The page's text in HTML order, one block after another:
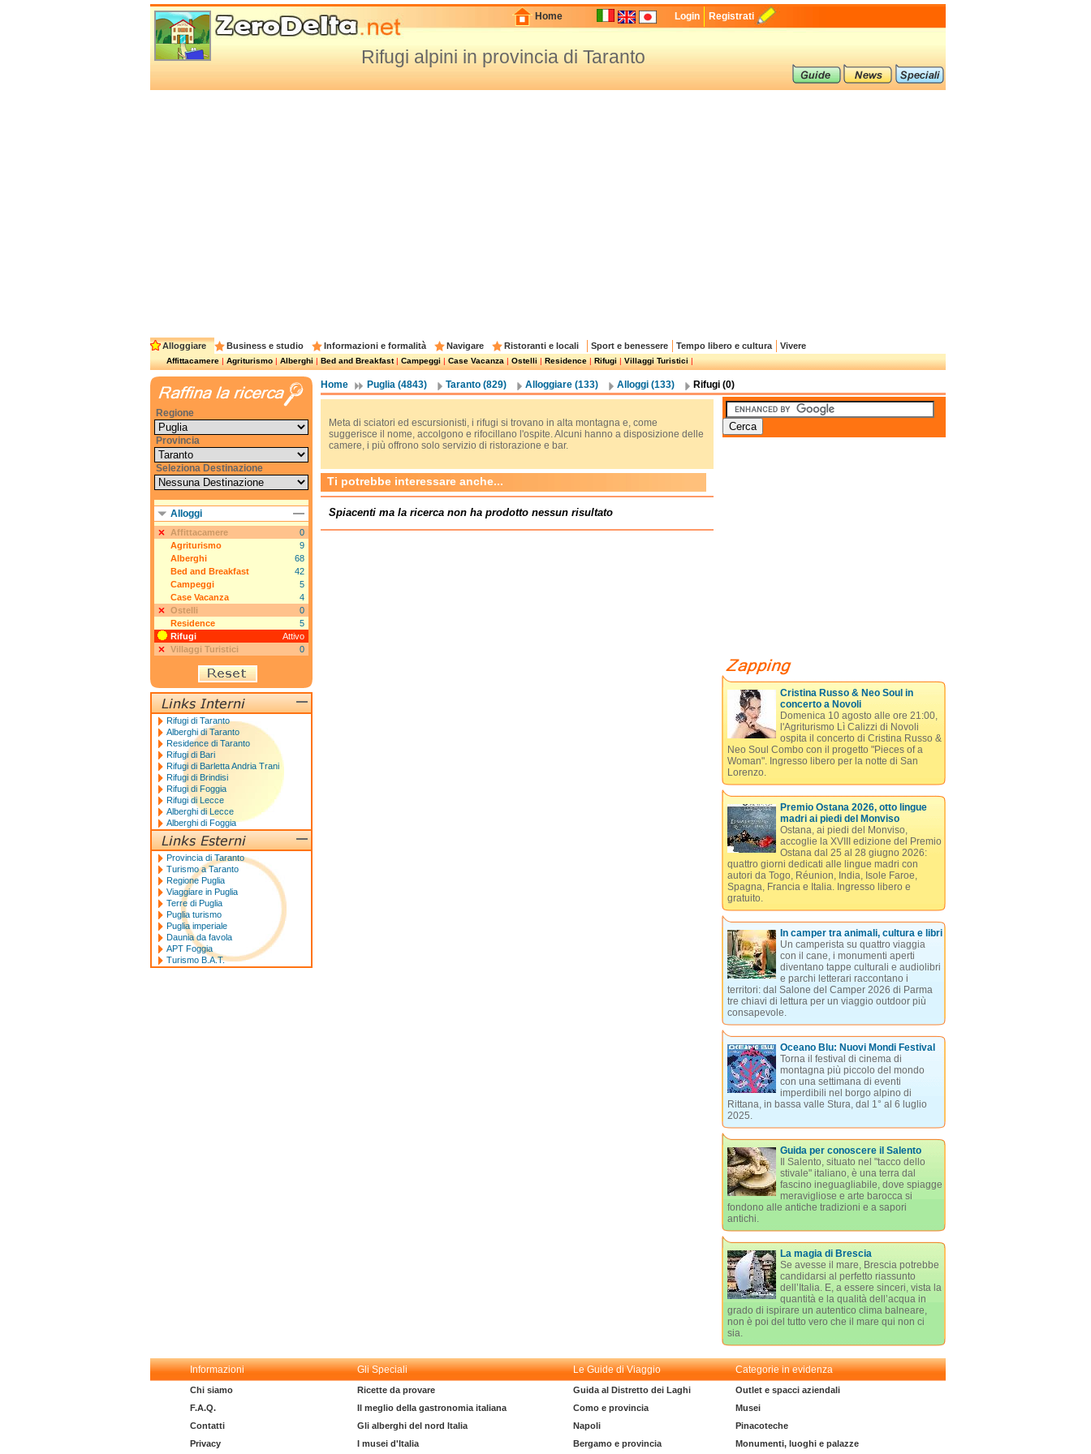
Home Login Registrati
Rifugi alpini in provincia di Taranto
Alloggiare Business e studio Informazioni e formalità Navigare Ristoranti e locali Sport e benessere Tempo libero e cultura Vivere
Affittacamere|Agriturismo|Alberghi|Bed and Breakfast|Campeggi|Case Vacanza|Ostelli|Residence|Rifugi|Villaggi Turistici|
Home Puglia (4843) Taranto (829) Alloggiare (133) Alloggi (133) Rifugi (0)
Meta di sciatori ed escursionisti, i rifugi si trovano in alta montagna e, come
suggerisce il nome, accolgono e rifocillano l'ospite. Alcuni hanno a disposizione delle
camere, i più offrono solo servizio di ristorazione e bar.
Ti potrebbe interessare anche...
Spiacenti ma la ricerca non ha prodotto nessun risultato
Cristina Russo & Neo Soul in
concerto a Novoli
Domenica 10 agosto alle ore 21:00,
l'Agriturismo Lì Calizzi di Novoli
ospita il concerto di Cristina Russo &
Neo Soul Combo con il progetto "Pieces of a
Woman". Ingresso libero per la notte di San
Lorenzo.
Premio Ostana 2026, otto lingue
madri ai piedi del Monviso
Ostana, ai piedi del Monviso,
accoglie la XVIII edizione del Premio
Ostana dal 25 al 28 giugno 2026:
quattro giorni dedicati alle lingue madri con
autori da Togo, Réunion, India, Isole Faroe,
Spagna, Francia e Italia. Ingresso libero e
gratuito.
In camper tra animali, cultura e libri
Un camperista su quattro viaggia
con il cane, i monumenti aperti
diventano tappe culturali e audiolibri
e parchi letterari raccontano i
territori: dal Salone del Camper 2026 di Parma
tre chiavi di lettura per un viaggio outdoor più
consapevole.
Oceano Blu: Nuovi Mondi Festival
Torna il festival di cinema di
montagna più piccolo del mondo
con una settimana di eventi
imperdibili nel borgo alpino di
Rittana, in bassa valle Stura, dal 1° al 6 luglio
2025.
Guida per conoscere il Salento
Il Salento, situato nel "tacco dello
stivale" italiano, è una terra dal
fascino ineguagliabile, dove spiagge
meravigliose e arte barocca si
fondono alle antiche tradizioni e a sapori
antichi.
La magia di Brescia
Se avesse il mare, Brescia potrebbe
candidarsi al perfetto riassunto
dell’Italia. E, a essere sinceri, vista la
quantità e la qualità dell’acqua in
grado di ispirare un autentico clima balneare,
non è poi del tutto vero che il mare qui non ci
sia.
Regione
Provincia
Seleziona Destinazione
Alloggi
Affittacamere
0
Agriturismo
9
Alberghi
68
Bed and Breakfast
42
Campeggi
5
Case Vacanza
4
Ostelli
0
Residence
5
Rifugi
Attivo
Villaggi Turistici
0
Rifugi di Taranto
Alberghi di Taranto
Residence di Taranto
Rifugi di Bari
Rifugi di Barletta Andria Trani
Rifugi di Brindisi
Rifugi di Foggia
Rifugi di Lecce
Alberghi di Lecce
Alberghi di Foggia
Provincia di Taranto
Turismo a Taranto
Regione Puglia
Viaggiare in Puglia
Terre di Puglia
Puglia turismo
Puglia imperiale
Daunia da favola
APT Foggia
Turismo B.A.T.
Informazioni Gli Speciali Le Guide di Viaggio Categorie in evidenza
Chi siamo
F.A.Q.
Contatti
Privacy
Ricette da provare
Il meglio della gastronomia italiana
Gli alberghi del nord Italia
I musei d'Italia
Guida al Distretto dei Laghi
Como e provincia
Napoli
Bergamo e provincia
Outlet e spacci aziendali
Musei
Pinacoteche
Monumenti, luoghi e palazze